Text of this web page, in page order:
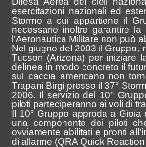
esercitazioni nazionali ed
Stormo a cui appartiene il
necessario inoltre garantire
l’Aeronautica Militare non può
Nel giugno del 2003 il Gruppo,
Tucson (Arizona) per iniziare
delinea in modo concreto il
sul caccia americano non
Trapani Birgi presso il 37°
2006. Il servizio del 10°
piloti parteciperanno ai voli di
Il 10° Gruppo approda a
una componente dei piloti
ovviamente abilitati e pronti
di allarme (QRA Quick